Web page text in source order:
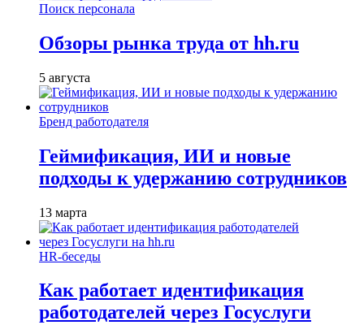
Поиск персонала
Обзоры рынка труда от hh.ru
5 августа
Бренд работодателя
Геймификация, ИИ и новые
подходы к удержанию сотрудников
13 марта
HR-беседы
Как работает идентификация
работодателей через Госуслуги